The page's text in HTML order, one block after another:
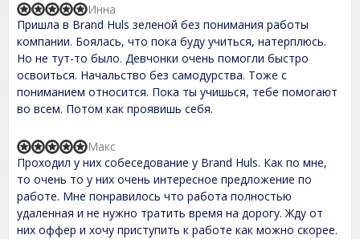
u
t
f
5
R
a
t
e
d
5
,
0
o
t
o
f
5
Пришла в Brand Huls зеленой без понимания работы
компании. Боялась, что пока буду учиться, натерплюсь.
Но не тут-то было. Девчонки очень помогли быстро
освоиться. Начальство без самодурства. Тоже с
пониманием относится. Пока ты учишься, тебе помогают
во всем. Потом как проявишь себя.
Инна
R
a
t
d
5
,
Проходил у них собеседование у Brand Huls. Как по мне,
то очень то у них очень интересное предложение по
работе. Мне понравилось что работа полностью
удаленная и не нужно тратить время на дорогу. Жду от
них оффер и хочу приступить к работе как можно скорее.
Макс